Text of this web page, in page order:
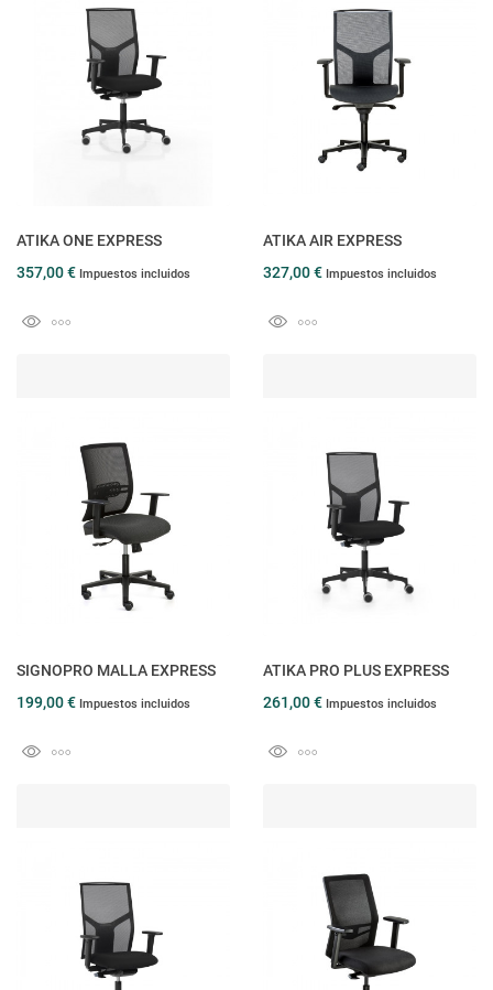
ATIKA ONE EXPRESS
357,00 € Impuestos incluidos
ATIKA AIR EXPRESS
327,00 € Impuestos incluidos
SIGNOPRO MALLA EXPRESS
199,00 € Impuestos incluidos
ATIKA PRO PLUS EXPRESS
261,00 € Impuestos incluidos